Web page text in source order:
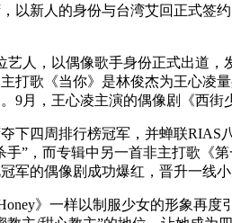
以新人的身份与台湾艾回正式签约
艺人，以偶像歌手身份正式出道
打歌《当你》是林俊杰为王心
9月，王心凌主演的偶像剧《西
下四周排行榜冠军，并蝉联
”，而专辑中另一首非主打歌
军的偶像剧成功爆红，晋升一线小
》一样以制服少女的形象再